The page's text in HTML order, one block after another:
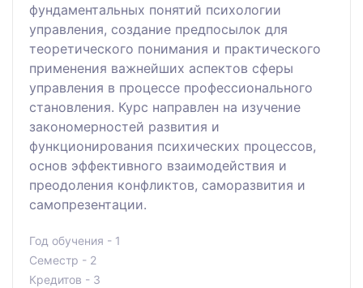
фундаментальных понятий психологии
управления, создание предпосылок для
теоретического понимания и практического
применения важнейших аспектов сферы
управления в процессе профессионального
становления. Курс направлен на изучение
закономерностей развития и
функционирования психических процессов,
основ эффективного взаимодействия и
преодоления конфликтов, саморазвития и
самопрезентации.
Год обучения - 1
Семестр - 2
Кредитов - 3